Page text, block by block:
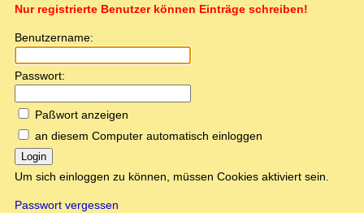
Nur registrierte Benutzer können Einträge schreiben!
Benutzername:
Passwort:
Paßwort anzeigen
an diesem Computer automatisch einloggen
Login
Um sich einloggen zu können, müssen Cookies aktiviert sein.
Passwort vergessen